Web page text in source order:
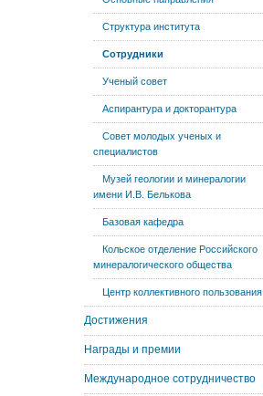
Структура института
Сотрудники
Ученый совет
Аспирантура и докторантура
Совет молодых ученых и
специалистов
Музей геологии и минералогии
имени И.В. Белькова
Базовая кафедра
Кольское отделение Российского
минералогического общества
Центр коллективного пользования
Достижения
Награды и премии
Международное сотрудничество